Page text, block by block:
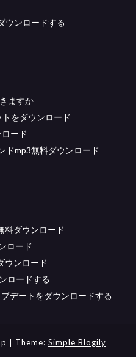
ウンロードする
ますか
をダウンロード
ード
ドmp3無料ダウンロード
料ダウンロード
ロード
ウンロード
ロードする
デートをダウンロードする
| Theme: Simple Blogily